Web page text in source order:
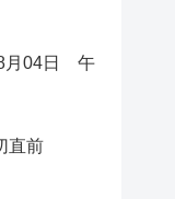
月04日 午
直前